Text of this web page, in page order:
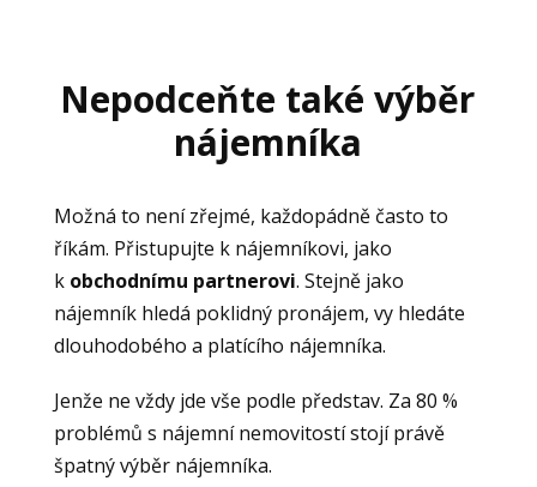
Nepodceňte také výběr
nájemníka
Možná to není zřejmé, každopádně často to
říkám. Přistupujte k nájemníkovi, jako
kobchodnímu partnerovi. Stejně jako
nájemník hledá poklidný pronájem, vy hledáte
dlouhodobého a platícího nájemníka.
Jenže ne vždy jde vše podle představ. Za 80 %
problémů s nájemní nemovitostí stojí právě
špatný výběr nájemníka.